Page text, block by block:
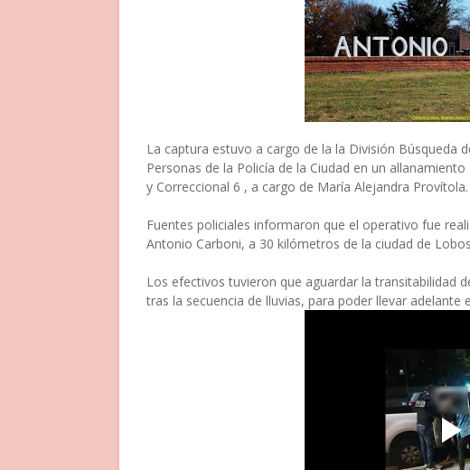
La captura estuvo a cargo de la la División Búsqueda
Personas de la Policía de la Ciudad en un
y Correccional 6 , a cargo de María Alejandra Provítola.
Fuentes policiales informaron que el operativo fue
Antonio Carboni, a 30 kilómetros de la ciudad de
Los efectivos tuvieron que aguardar la transitabilidad
tras la secuencia de lluvias, para poder llevar adelante